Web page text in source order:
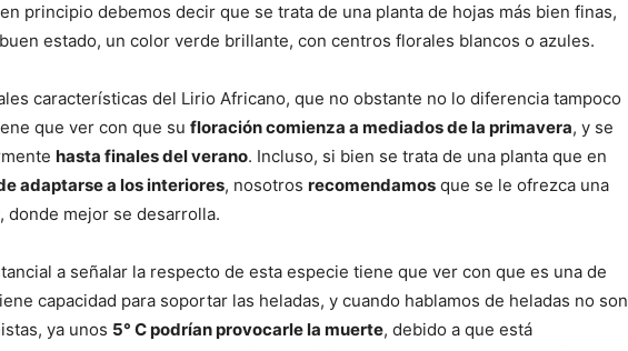
principio debemos decir que se trata de una planta de hojas más bien finas,
estado, un color verde brillante, con centros florales blancos o azules.
características del Lirio Africano, que no obstante no lo diferencia tampoco
que ver con que su floración comienza a mediados de la primavera, y se
hasta finales del verano. Incluso, si bien se trata de una planta que en
adaptarse a los interiores, nosotros recomendamos que se le ofrezca una
, donde mejor se desarrolla.
a señalar la respecto de esta especie tiene que ver con que es una de
capacidad para soportar las heladas, y cuando hablamos de heladas no son
ya unos 5° C podrían provocarle la muerte, debido a que está